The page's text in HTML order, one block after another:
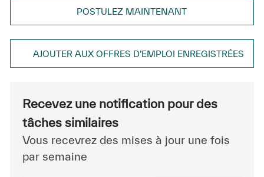
POSTULEZ MAINTENANT
AJOUTER AUX OFFRES D’EMPLOI ENREGISTRÉES
Recevez une notification pour des
tâches similaires
Vous recevrez des mises à jour une fois
par semaine